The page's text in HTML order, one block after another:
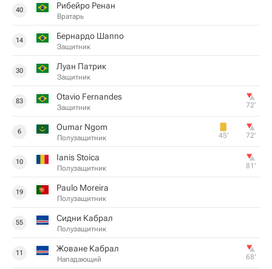
40 Рибейро Ренан
Вратарь
14 Бернардо Шаппо
Защитник
30 Луан Патрик
Защитник
83 Otavio Fernandes
Защитник 72‎’‎
6 Oumar Ngom
Полузащитник 45‎’‎ 72‎’‎
10 Ianis Stoica
Полузащитник 81‎’‎
19 Paulo Moreira
Полузащитник
55 Сидни Кабрал
Полузащитник
11 Жоване Кабрал
Нападающий 68‎’‎